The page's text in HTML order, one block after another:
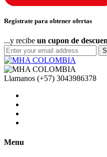
Registrate para obtener ofertas
...y recibe un cupon de
Llamanos (+57) 3043986378
Menu